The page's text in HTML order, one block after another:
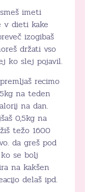
imeti
v dieti kake
izogibaš
držati vso
ko slej pojavil.
recimo
na teden
na dan.
0,5kg na
težo 1600
da greš pod
se bolj
na kakšen
delaš ipd.